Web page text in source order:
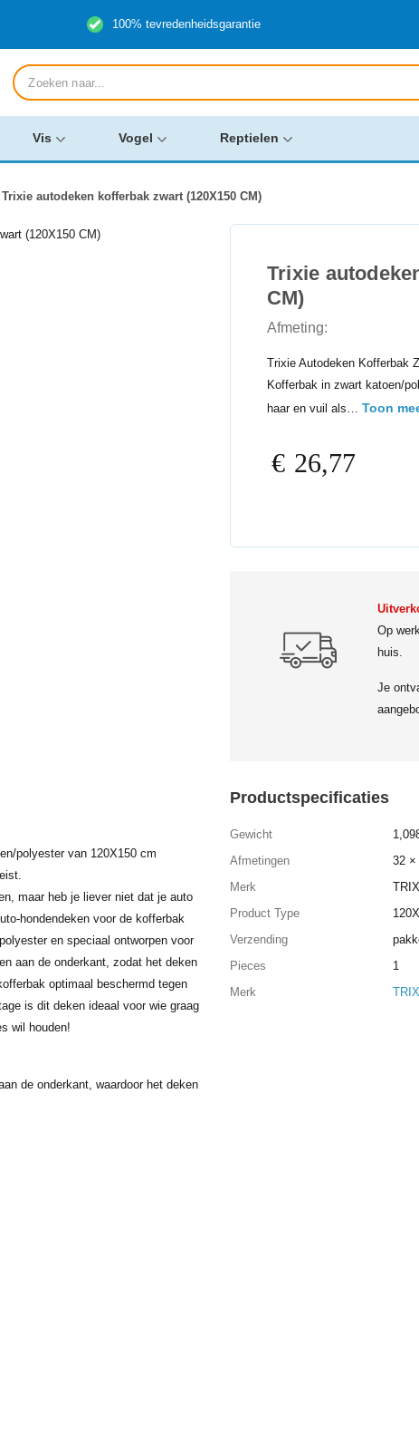
100% tevredenheidsgarantie
Producten
zoeken
Vis Vogel Reptielen
Trixie autodeken kofferbak zwart (120X150 CM)
Trixie
CM)
Afmeting:
Trixie Autodeken Kofferbak
Kofferbak in zwart katoen/
haar en vuil als… Toon
€ 26,77
Op
huis.
Je
polyester van 120X150 cm
maar heb je liever niet dat je auto
hondendeken voor de kofferbak
en speciaal ontworpen voor
aan de onderkant, zodat het deken
optimaal beschermd tegen
is dit deken ideaal voor wie graag
wil houden!
de onderkant, waardoor het deken
Productspecificaties
Gewicht
Afmetingen
32 ×
Merk
Product Type
Verzending
Pieces
1
Merk